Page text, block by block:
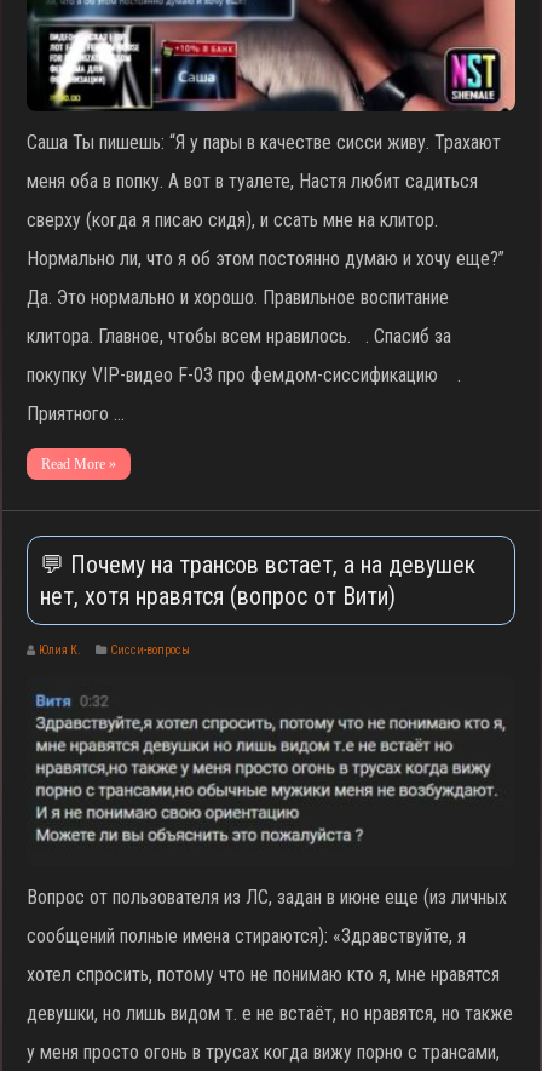
Саша Ты пишешь: “Я у пары в качестве сисси живу. Трахают
меня оба в попку. А вот в туалете, Настя любит садиться
сверху (когда я писаю сидя), и ссать мне на клитор.
Нормально ли, что я об этом постоянно думаю и хочу еще?”
Да. Это нормально и хорошо. Правильное воспитание
клитора. Главное, чтобы всем нравилось. . Спасиб за
покупку VIP-видео F-03 про фемдом-сиссификацию .
Приятного …
Read More »
💬 Почему на трансов встает, а на девушек
нет, хотя нравятся (вопрос от Вити)
Юлия К. Сисси-вопросы
Вопрос от пользователя из ЛС, задан в июне еще (из личных
сообщений полные имена стираются): «Здравствуйте, я
хотел спросить, потому что не понимаю кто я, мне нравятся
девушки, но лишь видом т. е не встаёт, но нравятся, но также
у меня просто огонь в трусах когда вижу порно с трансами,